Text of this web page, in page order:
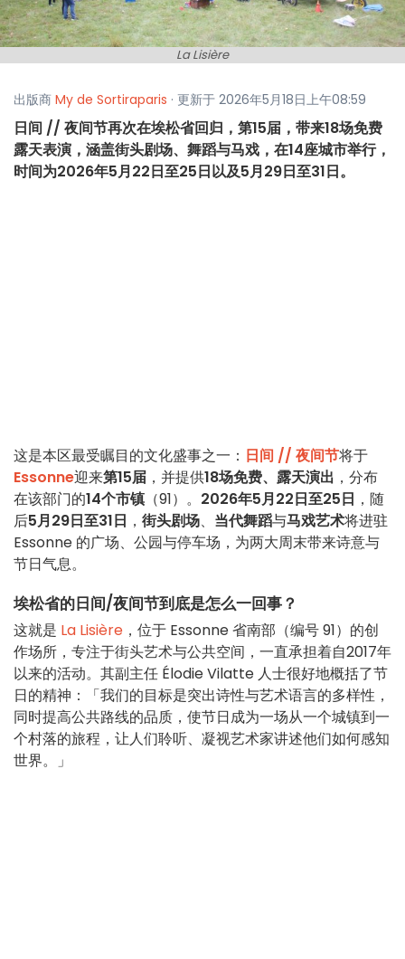
La Lisière
出版商 My de Sortiraparis · 更新于 2026年5月18日上午08:59
日间 // 夜间节再次在埃松省回归，第15届，带来18场免费
露天表演，涵盖街头剧场、舞蹈与马戏，在14座城市举行，
时间为2026年5月22日至25日以及5月29日至31日。
这是本区最受瞩目的文化盛事之一： 日间 // 夜间节将于
Essonne迎来第15届 ，并提供18场免费、露天演出 ，分布
在该部门的14个市镇 （91）。 2026年5月22日至25日 ，随
后5月29日至31日 ， 街头剧场、 当代舞蹈与马戏艺术将进驻
Essonne 的广场、公园与停车场，为两大周末带来诗意与
节日气息。
埃松省的日间/夜间节到底是怎么一回事？
这就是 La Lisière ，位于 Essonne 省南部（编号 91）的创
作场所，专注于街头艺术与公共空间，一直承担着自2017年
以来的活动。其副主任 Élodie Vilatte 人士很好地概括了节
日的精神：「我们的目标是突出诗性与艺术语言的多样性，
同时提高公共路线的品质，使节日成为一场从一个城镇到一
个村落的旅程，让人们聆听、凝视艺术家讲述他们如何感知
世界。」